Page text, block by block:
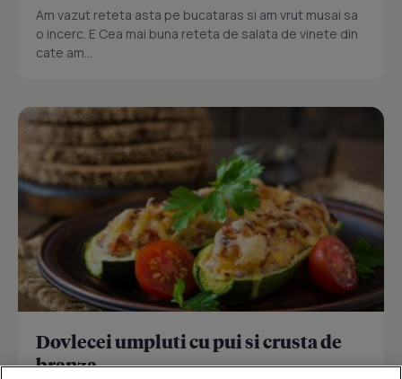
Am vazut reteta asta pe bucataras si am vrut musai sa
o incerc. E Cea mai buna reteta de salata de vinete din
cate am...
Dovlecei umpluti cu pui si crusta de
branza